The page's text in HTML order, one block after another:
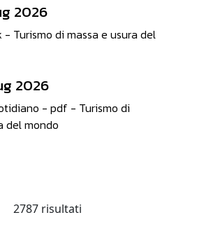
2026
- Turismo di massa e usura del
2026
- pdf - Turismo di
del mondo
2787 risultati